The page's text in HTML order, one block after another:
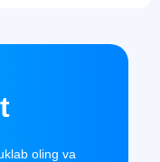
oling va